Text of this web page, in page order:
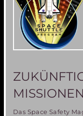
MISSIONEN
Das Space Safety